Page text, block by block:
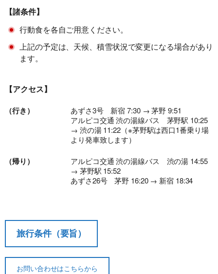
【諸条件】
行動食を各自ご用意ください。
上記の予定は、天候、積雪状況で変更になる場合があり
ます。
【アクセス】
（行き）
あずさ3号 新宿 7:30 → 茅野 9:51
アルピコ交通 渋の湯線バス 茅野駅 10:25
→ 渋の湯 11:22（※茅野駅は西口1番乗り場
より発車致します）
（帰り）
アルピコ交通 渋の湯線バス 渋の湯 14:55
→ 茅野駅 15:52
あずさ26号 茅野 16:20 → 新宿 18:34
旅行条件（要旨）
お問い合わせはこちらから